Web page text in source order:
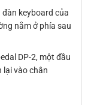
keyboard của
nằm ở phía sau
DP-2, một đầu
lại vào chân